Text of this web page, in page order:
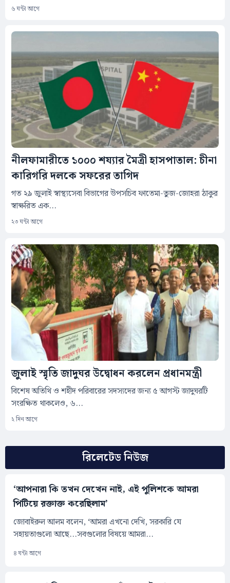
রিলেটেড নিউজ
‘আপনারা কি তখন দেখেন নাই, এই পুলিশকে আমরা
পিটিয়ে রক্তাক্ত করেছিলাম’
জোবাইরুল আলম বলেন, ‘আমরা এখনো দেখি, সরকারি যে
সহায়তাগুলো আছে...সবগুলোর বিষয়ে আমরা...
৪ ঘন্টা আগে
৬ ঘন্টা আগে
নীলফামারীতে ১০০০ শয্যার মৈত্রী হাসপাতাল: চীনা
কারিগরি দলকে সফরের তাগিদ
গত ২৯ জুলাই স্বাস্থ্যসেবা বিভাগের উপসচিব ফাতেমা-তুজ-জোহরা ঠাকুর
স্বাক্ষরিত এক...
২৩ ঘন্টা আগে
জুলাই স্মৃতি জাদুঘর উদ্বোধন করলেন প্রধানমন্ত্রী
বিশেষ অতিথি ও শহীদ পরিবারের সদস্যদের জন্য ৫ আগস্ট জাদুঘরটি
সংরক্ষিত থাকলেও, ৬...
২ দিন আগে